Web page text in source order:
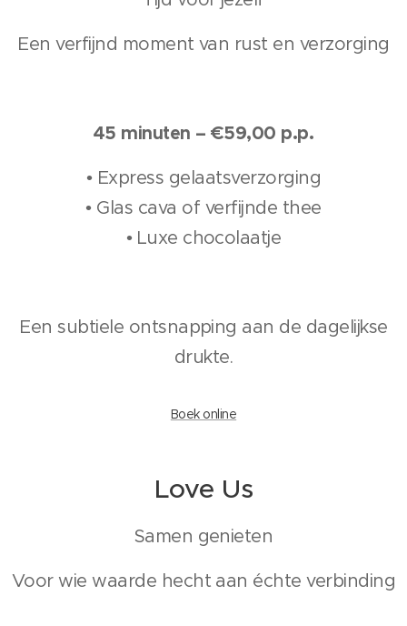
Een verfijnd moment van rust en verzorging
45 minuten – €59,00 p.p.
• Express gelaatsverzorging
• Glas cava of verfijnde thee
• Luxe chocolaatje
Een subtiele ontsnapping aan de dagelijkse
drukte.
Boek online
Love Us
Samen genieten
Voor wie waarde hecht aan échte verbinding